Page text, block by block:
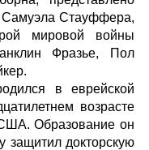
Самуэла Стауффера,
мировой войны
Фразье, Пол
в еврейской
возрасте
Образование он
защитил докторскую